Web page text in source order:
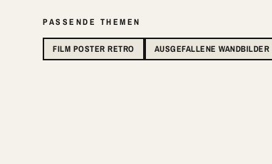
PASSENDE THEMEN
FILM POSTER RETRO AUSGEFALLENE WANDBILDER